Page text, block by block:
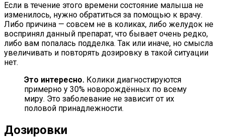
Если в течение этого времени состояние малыша не
изменилось, нужно обратиться за помощью к врачу.
Либо причина — совсем не в коликах, либо желудок не
воспринял данный препарат, что бывает очень редко,
либо вам попалась подделка. Так или иначе, но смысла
увеличивать и повторять дозировку в такой ситуации
нет.
Это интересно. Колики диагностируются
примерно у 30% новорождённых по всему
миру. Это заболевание не зависит от их
половой принадлежности.
Дозировки